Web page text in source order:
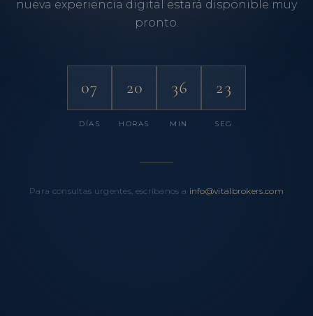
nueva experiencia digital estará disponible muy
pronto.
07
DÍAS
20
HORAS
36
MIN
23
SEG
Para consultas urgentes, escríbanos a info@vitalbrokers.com